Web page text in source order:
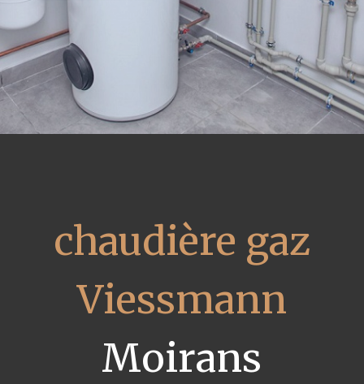
chaudière gaz
Viessmann
Moirans